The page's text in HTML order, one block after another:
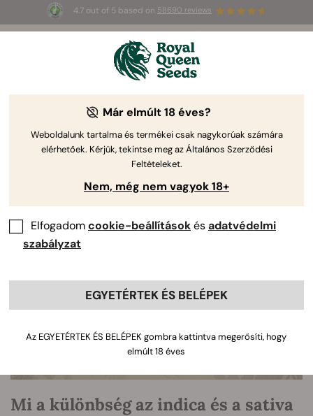
4.7 out of 5 based on 58690 reviews
Summer Sales: până la 50% reducere
la produsele selectate! ⏤
The RQS Blog
Kannabisz életstílus blogok
Mi a különbség az indica és a sativa
Már elmúlt 18 éves?
Weboldalunk tartalma és termékei csak nagykorúak számára
elérhetőek. Kérjük, tekintse meg az Általános Szerződési
Feltételeket.
Nem, még nem vagyok 18+
Elfogadomcookie-beállításokésadatvédelmi
szabályzat
EGYETÉRTEK ÉS BELÉPEK
Az EGYETÉRTEK ÉS BELÉPEK gombra kattintva megerősíti, hogy
elmúlt 18 éves